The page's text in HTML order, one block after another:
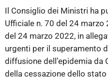
Il Consiglio dei Ministri ha
Ufficiale n. 70 del 24 marzo
del 24 marzo 2022, in
urgenti per il superamento
diffusione dell’epidemia da
della cessazione dello stato